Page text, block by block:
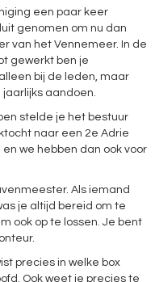
een paar keer
genomen om nu dan
van het Vennemeer. In de
gewerkt ben je
bij de leden, maar
jaarlijks aandoen.
stelde je het bestuur
naar een 2e Adrie
we hebben dan ook voor
Als iemand
je altijd bereid om te
ook op te lossen. Je bent
precies in welke box
Ook weet je precies te